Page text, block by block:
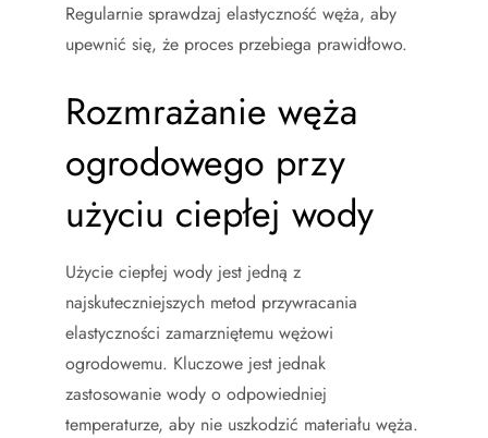
Regularnie sprawdzaj elastyczność węża, aby
upewnić się, że proces przebiega prawidłowo.
Rozmrażanie węża
ogrodowego przy
użyciu ciepłej wody
Użycie ciepłej wody jest jedną z
najskuteczniejszych metod przywracania
elastyczności zamarzniętemu wężowi
ogrodowemu. Kluczowe jest jednak
zastosowanie wody o odpowiedniej
temperaturze, aby nie uszkodzić materiału węża.